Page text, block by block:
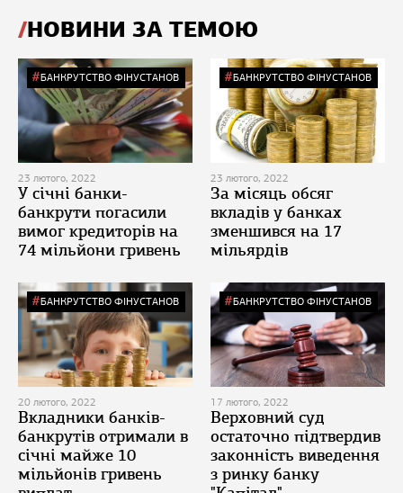
НОВИНИ ЗА ТЕМОЮ
БАНКРУТСТВО ФІНУСТАНОВ
23 лютого, 2022
У січні банки-
банкрути погасили
вимог кредиторів на
74 мільйони гривень
БАНКРУТСТВО ФІНУСТАНОВ
23 лютого, 2022
За місяць обсяг
вкладів у банках
зменшився на 17
мільярдів
БАНКРУТСТВО ФІНУСТАНОВ
20 лютого, 2022
Вкладники банків-
банкрутів отримали в
січні майже 10
мільйонів гривень
БАНКРУТСТВО ФІНУСТАНОВ
17 лютого, 2022
Верховний суд
остаточно підтвердив
законність виведення
з ринку банку